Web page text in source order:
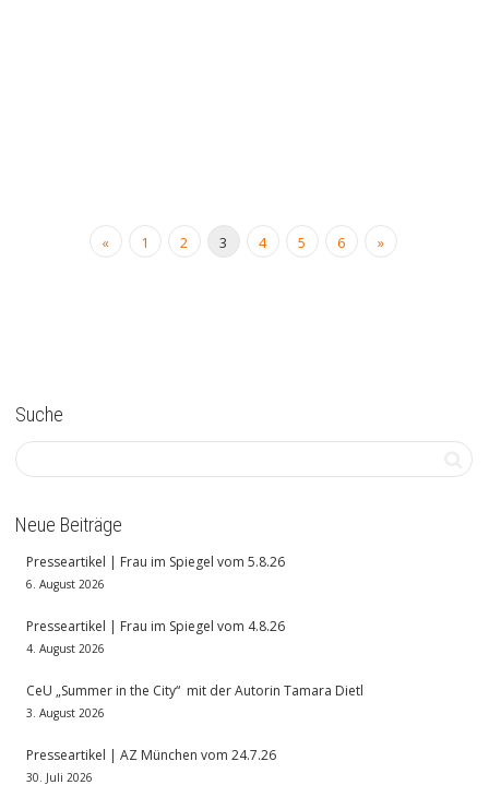
« 1 2 3 4 5 6 »
Suche
Neue Beiträge
Presseartikel | Frau im Spiegel vom 5.8.26
6. August 2026
Presseartikel | Frau im Spiegel vom 4.8.26
4. August 2026
CeU „Summer in the City“ mit der Autorin Tamara Dietl
3. August 2026
Presseartikel | AZ München vom 24.7.26
30. Juli 2026